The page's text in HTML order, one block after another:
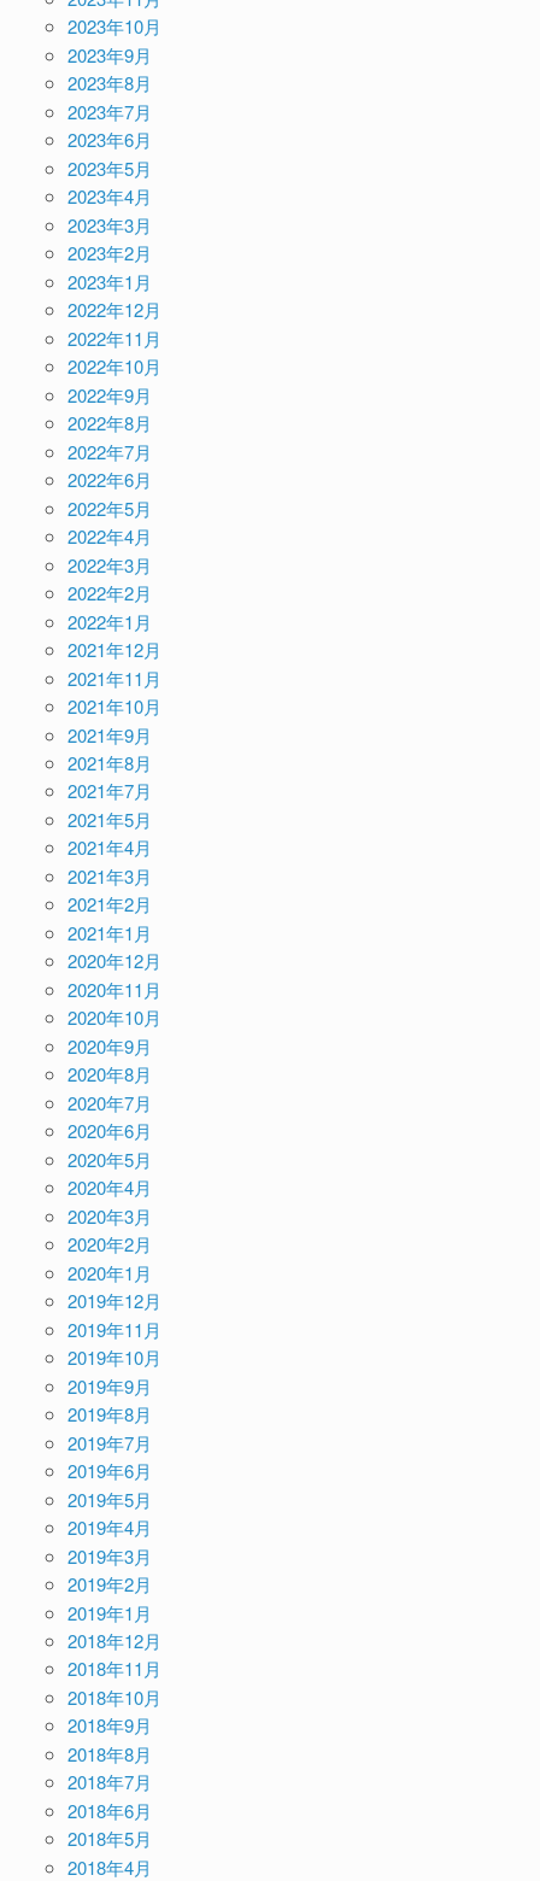
2023年10月
2023年9月
2023年8月
2023年7月
2023年6月
2023年5月
2023年4月
2023年3月
2023年2月
2023年1月
2022年12月
2022年11月
2022年10月
2022年9月
2022年8月
2022年7月
2022年6月
2022年5月
2022年4月
2022年3月
2022年2月
2022年1月
2021年12月
2021年11月
2021年10月
2021年9月
2021年8月
2021年7月
2021年5月
2021年4月
2021年3月
2021年2月
2021年1月
2020年12月
2020年11月
2020年10月
2020年9月
2020年8月
2020年7月
2020年6月
2020年5月
2020年4月
2020年3月
2020年2月
2020年1月
2019年12月
2019年11月
2019年10月
2019年9月
2019年8月
2019年7月
2019年6月
2019年5月
2019年4月
2019年3月
2019年2月
2019年1月
2018年12月
2018年11月
2018年10月
2018年9月
2018年8月
2018年7月
2018年6月
2018年5月
2018年4月